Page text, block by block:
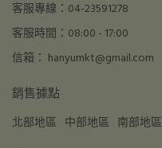
客服專線：04-23591278
客服時間：08:00 - 17:00
信箱： hanyumkt@gmail.com
銷售據點
北部地區 中部地區 南部地區